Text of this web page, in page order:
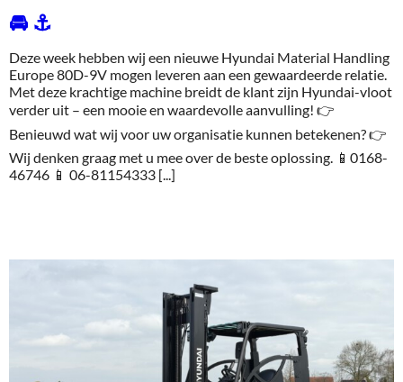
🚘 ⚓
Deze week hebben wij een nieuwe Hyundai Material Handling
Europe 80D-9V mogen leveren aan een gewaardeerde relatie.
Met deze krachtige machine breidt de klant zijn Hyundai-vloot
verder uit – een mooie en waardevolle aanvulling! 👉
Benieuwd wat wij voor uw organisatie kunnen betekenen? 👉
Wij denken graag met u mee over de beste oplossing. 📱0168-
46746 📱 06-81154333 [...]